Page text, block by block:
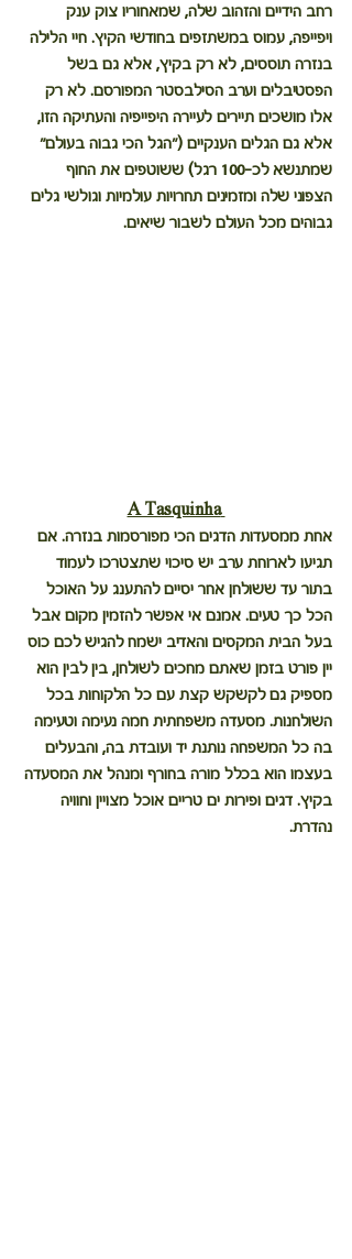
רחב הידיים והזהוב שלה, שמאחוריו צוק ענק
ויפייפה, עמוס במשתזפים בחודשי הקיץ. חיי הלילה
בנזרה תוססים, לא רק בקיץ, אלא גם בשל
הפסטיבלים וערב הסילבסטר המפורסם. לא רק
אלו מושכים תיירים לעיירה היפייפיה והעתיקה הזו,
אלא גם הגלים הענקיים (״הגל הכי גבוה בעולם״
שמתנשא לכ-100 רגל) ששוטפים את החוף
הצפוני שלה ומזמינים תחרויות עולמיות וגולשי גלים
גבוהים מכל העולם לשבור שיאים.
A Tasquinha
אחת ממסעדות הדגים הכי מפורסמות בנזרה. אם
תגיעו לארוחת ערב יש סיכוי שתצטרכו לעמוד
בתור עד ששולחן אחר יסיים להתענג על האוכל
הכל כך טעים. אמנם אי אפשר להזמין מקום אבל
בעל הבית המקסים והאדיב ישמח להגיש לכם כוס
יין פורט בזמן שאתם מחכים לשולחן, בין לבין הוא
מספיק גם לקשקש קצת עם כל הלקוחות בכל
השולחנות. מסעדה משפחתית חמה נעימה וטעימה
בה כל המשפחה נותנת יד ועובדת בה, והבעלים
בעצמו הוא בכלל מורה בחורף ומנהל את המסעדה
בקיץ. דגים ופירות ים טריים אוכל מצויין וחוויה
נהדרת.